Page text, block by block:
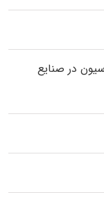
در صنایع